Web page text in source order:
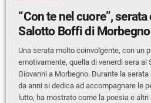
“Con te nel cuore”,
Salotto Boffi di Morbegno
Una serata molto coinvolgente, con un
emotivamente, quella di venerdì sera al
Giovanni a Morbegno. Durante la
da anni si dedica ad accompagnare le
lutto, ha mostrato come la poesia e